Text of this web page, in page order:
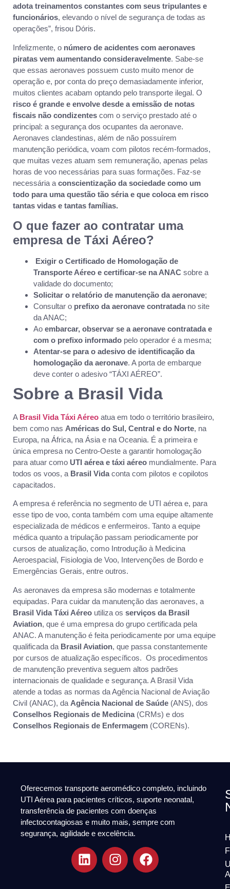
adota treinamentos constantes com seus tripulantes e
funcionários, elevando o nível de segurança de todas as
operações”, frisou Dóris.
Infelizmente, o número de acidentes com aeronaves
piratas vem aumentando consideravelmente. Sabe-se
que essas aeronaves possuem custo muito menor de
operação e, por conta do preço demasiadamente inferior,
muitos clientes acabam optando pelo transporte ilegal. O
risco é grande e envolve desde a emissão de notas
fiscais não condizentes com o serviço prestado até o
principal: a segurança dos ocupantes da aeronave.
Aeronaves clandestinas, além de não possuírem
manutenção periódica, voam com pilotos recém-formados,
que muitas vezes atuam sem remuneração, apenas pelas
horas de voo necessárias para suas formações. Faz-se
necessária a conscientização da sociedade como um
todo para uma questão tão séria e que coloca em risco
tantas vidas e tantas famílias.
O que fazer ao contratar uma
empresa de Táxi Aéreo?
Exigir o Certificado de Homologação de
Transporte Aéreo e certificar-se na ANAC sobre a
validade do documento;
Solicitar o relatório de manutenção da aeronave;
Consultar o prefixo da aeronave contratadano site
da ANAC;
Ao embarcar, observar se a aeronave contratada e
com o prefixo informado pelo operador é a mesma;
Atentar-se para o adesivo de identificação da
homologação da aeronave. A porta de embarque
deve conter o adesivo “TÁXI AÉREO”.
Sobre a Brasil Vida
A Brasil Vida Táxi Aéreo atua em todo o território brasileiro,
bem como nas Américas do Sul, Central e do Norte, na
Europa, na África, na Ásia e na Oceania. É a primeira e
única empresa no Centro-Oeste a garantir homologação
para atuar como UTI aérea e táxi aéreo mundialmente. Para
todos os voos, a Brasil Vidaconta com pilotos e copilotos
capacitados.
A empresa é referência no segmento de UTI aérea e, para
esse tipo de voo, conta também com uma equipe altamente
especializada de médicos e enfermeiros. Tanto a equipe
médica quanto a tripulação passam periodicamente por
cursos de atualização, como Introdução à Medicina
Aeroespacial, Fisiologia de Voo, Intervenções de Bordo e
Emergências Gerais, entre outros.
As aeronaves da empresa são modernas e totalmente
equipadas. Para cuidar da manutenção das aeronaves, a
Brasil Vida Táxi Aéreo utiliza os serviços da Brasil
Aviation, que é uma empresa do grupo certificada pela
ANAC. A manutenção é feita periodicamente por uma equipe
qualificada da Brasil Aviation, que passa constantemente
por cursos de atualização específicos. Os procedimentos
de manutenção preventiva seguem altos padrões
internacionais de qualidade e segurança. A Brasil Vida
atende a todas as normas da Agência Nacional de Aviação
Civil (ANAC), da Agência Nacional de Saúde (ANS), dos
Conselhos Regionais de Medicina(CRMs) e dos
Conselhos Regionais de Enfermagem (CORENs).
Oferecemos transporte aeromédico completo, incluindo
UTI Aérea para pacientes críticos, suporte neonatal,
transferência de pacientes com doenças
infectocontagiosas e muito mais, sempre com
segurança, agilidade e excelência.